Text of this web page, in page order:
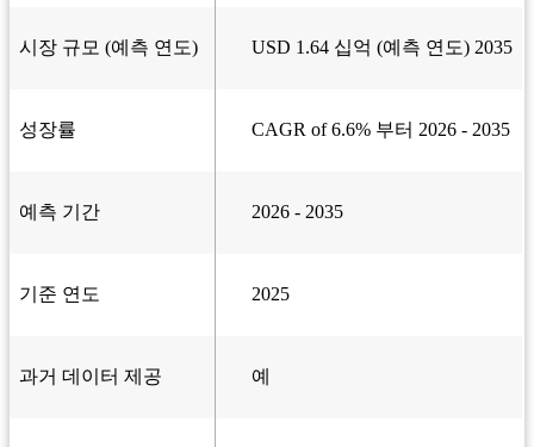
시장 규모 (예측 연도) USD 1.64 십억 (예측 연도) 2035
성장률 CAGR of 6.6% 부터 2026 - 2035
예측 기간 2026 - 2035
기준 연도 2025
과거 데이터 제공 예